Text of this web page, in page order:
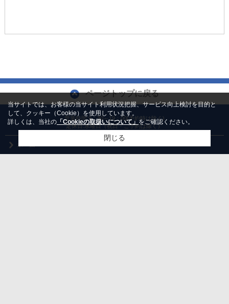
ページトップに戻る
営業時間:9：30～19：00(予約時は除く)
定休日:水曜日（祝日・ご予約は除く）
ホーム
当サイトでは、お客様の当サイト利用状況把握、サービス向上検討を目的と
して、クッキー（Cookie）を使用しています。
詳しくは、当社の 「Cookieの取扱いについて」 をご確認ください。
閉じる